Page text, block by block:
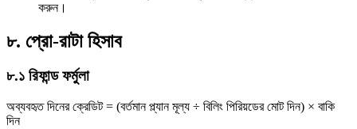
করুন।
৮. প্রো-রাটা হিসাব
৮.১ রিফান্ড ফর্মুলা
অব্যবহৃত দিনের ক্রেডিট = (বর্তমান প্ল্যান মূল্য ÷ বিলিং পিরিয়ডের মোট দিন) × বাকি
দিন